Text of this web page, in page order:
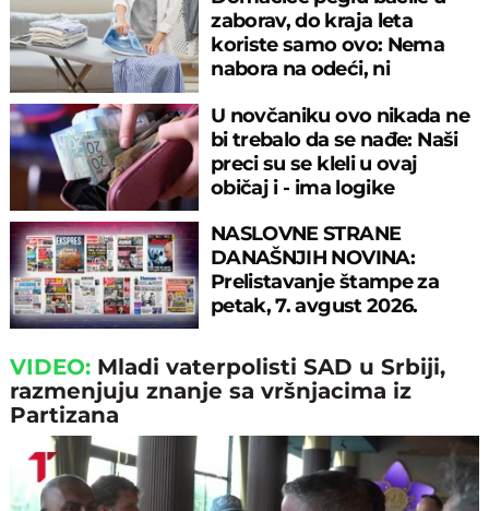
zaborav, do kraja leta
koriste samo ovo: Nema
nabora na odeći, ni
U novčaniku ovo nikada ne
bi trebalo da se nađe: Naši
preci su se kleli u ovaj
običaj i - ima logike
NASLOVNE STRANE
DANAŠNJIH NOVINA:
Prelistavanje štampe za
petak, 7. avgust 2026.
VIDEO: Mladi vaterpolisti SAD u Srbiji,
razmenjuju znanje sa vršnjacima iz
Partizana